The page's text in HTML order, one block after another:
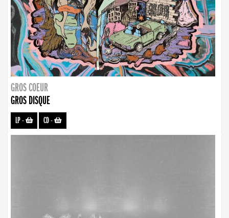
GROS COEUR
GROS DISQUE
LP- CD-